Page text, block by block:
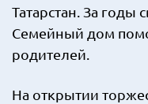
Татарстан. За годы
Семейный дом
родителей.
На открытии